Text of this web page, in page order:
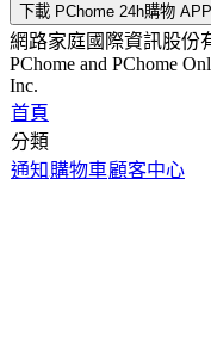
下載 PChome 24h購物 APP
網路家庭國際資訊股份
PChome and PChome
Inc.
首頁
分類
通知 購物車顧客中心